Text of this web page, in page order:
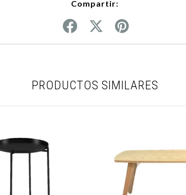
Compartir:
PRODUCTOS SIMILARES